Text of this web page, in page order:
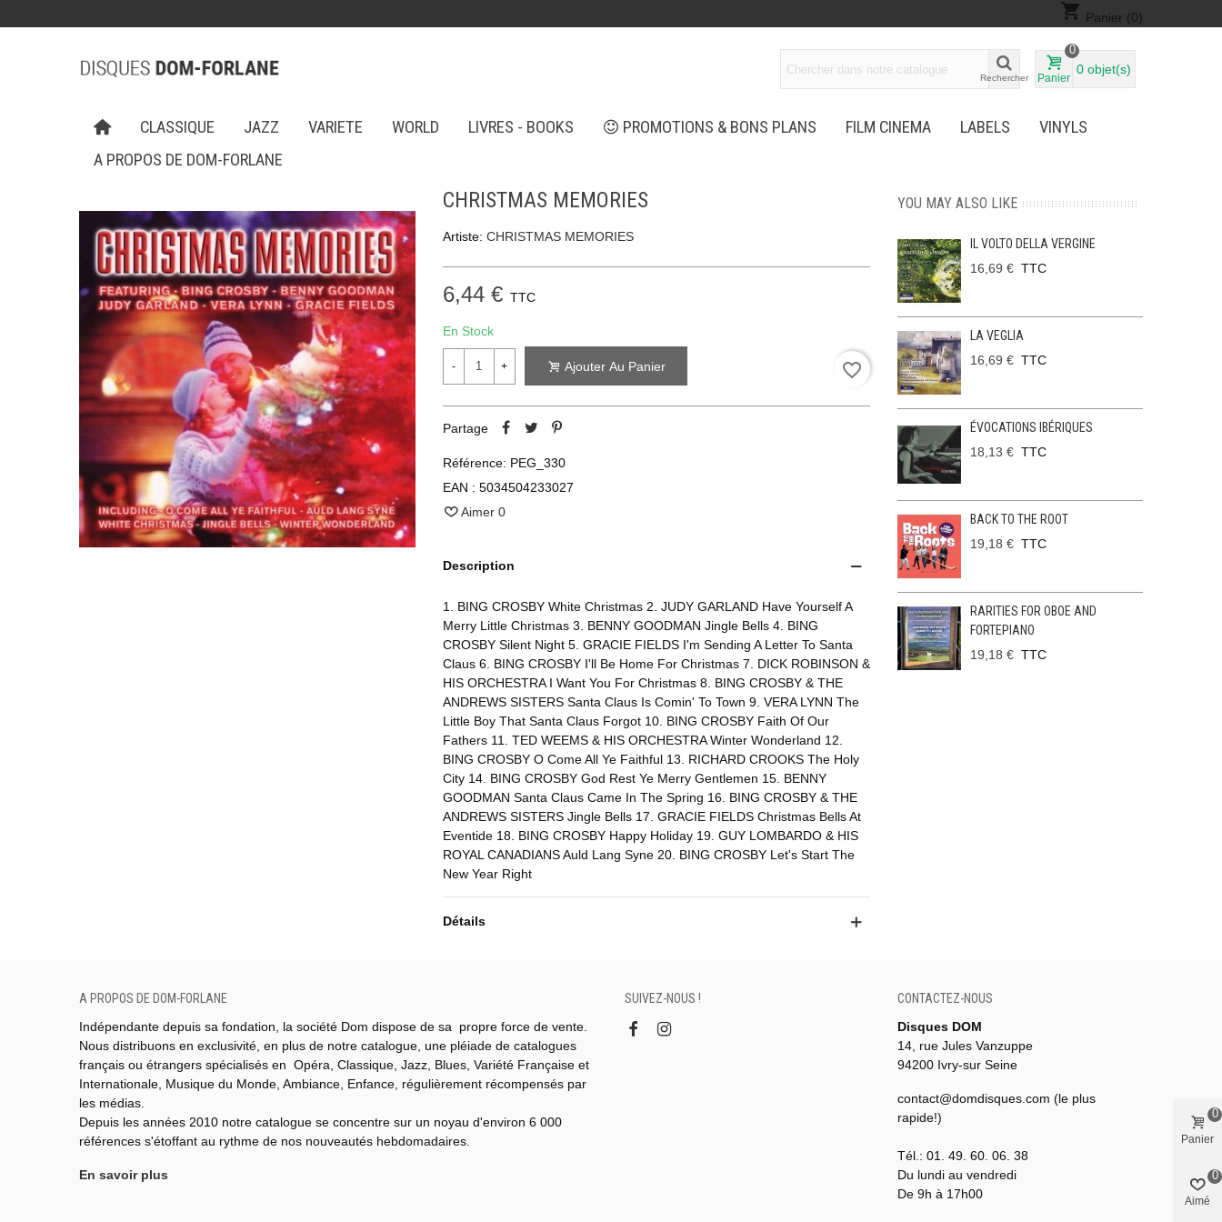
shopping_cart Panier (0)
Rechercher Panier
0
0 objet(s)
CLASSIQUE JAZZ VARIETE WORLD LIVRES - BOOKS PROMOTIONS & BONS PLANS FILM CINEMA LABELS
VINYLS
A PROPOS DE DOM-FORLANE
CHRISTMAS MEMORIES
Artiste: CHRISTMAS MEMORIES
6,44 € TTC
En Stock
- + Ajouter Au Panier favorite_border
Partage
Référence: PEG_330
EAN : 5034504233027
Aimer 0
Description
1. BING CROSBY White Christmas 2. JUDY GARLAND Have Yourself A
Merry Little Christmas 3. BENNY GOODMAN Jingle Bells 4. BING
CROSBY Silent Night 5. GRACIE FIELDS I'm Sending A Letter To Santa
Claus 6. BING CROSBY I'll Be Home For Christmas 7. DICK ROBINSON &
HIS ORCHESTRA I Want You For Christmas 8. BING CROSBY & THE
ANDREWS SISTERS Santa Claus Is Comin' To Town 9. VERA LYNN The
Little Boy That Santa Claus Forgot 10. BING CROSBY Faith Of Our
Fathers 11. TED WEEMS & HIS ORCHESTRA Winter Wonderland 12.
BING CROSBY O Come All Ye Faithful 13. RICHARD CROOKS The Holy
City 14. BING CROSBY God Rest Ye Merry Gentlemen 15. BENNY
GOODMAN Santa Claus Came In The Spring 16. BING CROSBY & THE
ANDREWS SISTERS Jingle Bells 17. GRACIE FIELDS Christmas Bells At
Eventide 18. BING CROSBY Happy Holiday 19. GUY LOMBARDO & HIS
ROYAL CANADIANS Auld Lang Syne 20. BING CROSBY Let's Start The
New Year Right
Détails
YOU MAY ALSO LIKE
IL VOLTO DELLA VERGINE
16,69 € TTC
LA VEGLIA
16,69 € TTC
ÉVOCATIONS IBÉRIQUES
18,13 € TTC
BACK TO THE ROOT
19,18 € TTC
RARITIES FOR OBOE AND
FORTEPIANO
19,18 € TTC
A PROPOS DE DOM-FORLANE
Indépendante depuis sa fondation, la société Dom dispose de sa propre force de vente.
Nous distribuons en exclusivité, en plus de notre catalogue, une pléiade de catalogues
français ou étrangers spécialisés en Opéra, Classique, Jazz, Blues, Variété Française et
Internationale, Musique du Monde, Ambiance, Enfance, régulièrement récompensés par
les médias.
Depuis les années 2010 notre catalogue se concentre sur un noyau d'environ 6 000
références s'étoffant au rythme de nos nouveautés hebdomadaires.
En savoir plus
SUIVEZ-NOUS !
CONTACTEZ-NOUS
Disques DOM
14, rue Jules Vanzuppe
94200 Ivry-sur Seine
contact@domdisques.com (le plus
rapide!)
Tél.: 01. 49. 60. 06. 38
Du lundi au vendredi
De 9h à 17h00
Panier
0
Aimé
0